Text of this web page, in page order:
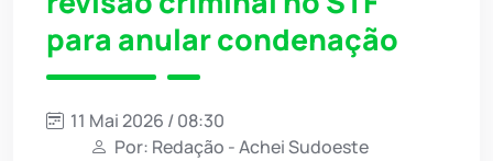
para anular condenação
11 Mai 2026 / 08:30
Por: Redação - Achei Sudoeste